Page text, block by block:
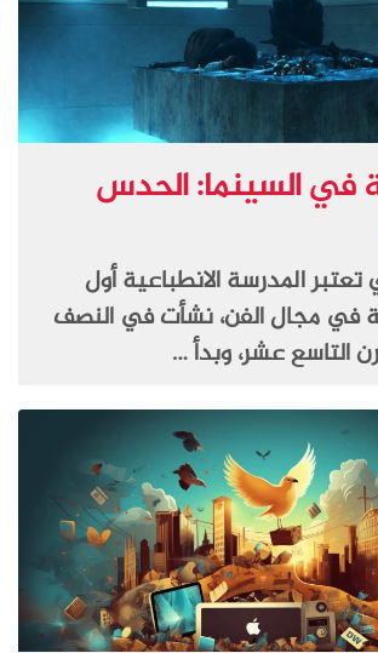
في السينما: الحدس
المدرسة الانطباعية أول
في مجال الفن، نشأت في النصف
التاسع عشر، وبدأ …